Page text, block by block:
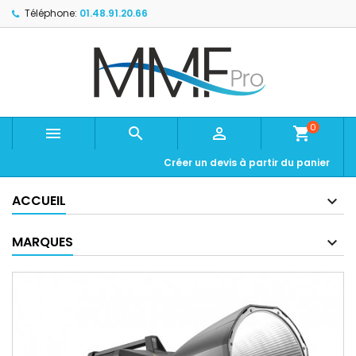
Téléphone: 01.48.91.20.66
   shopping_cart0
Créer un devis à partir du panier
ACCUEIL
MARQUES